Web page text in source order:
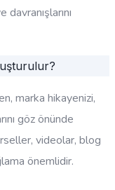
marka hikayenizi,
göz önünde
videolar, blog
önemlidir.